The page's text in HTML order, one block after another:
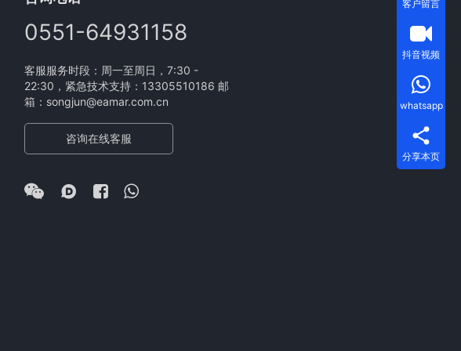
0551-64931158
客服服务时段：周一至周日，7:30 -
22:30，紧急技术支持：13305510186 邮
箱：songjun@eamar.com.cn
咨询在线客服
客户留言
抖音视频
whatsapp
分享本页